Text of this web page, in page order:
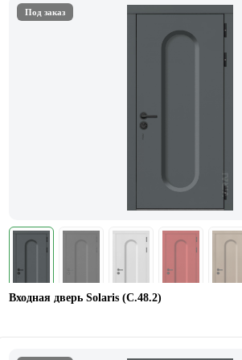
Под заказ
Входная дверь Solaris (С.48.2)